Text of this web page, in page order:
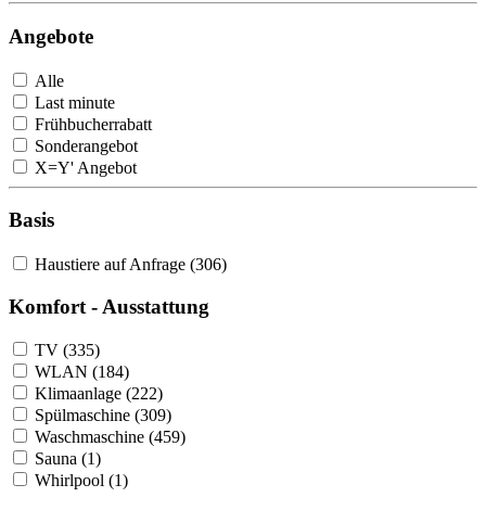
Angebote
Alle
Last minute
Frühbucherrabatt
Sonderangebot
X=Y' Angebot
Basis
Haustiere auf Anfrage (306)
Komfort - Ausstattung
TV (335)
WLAN (184)
Klimaanlage (222)
Spülmaschine (309)
Waschmaschine (459)
Sauna (1)
Whirlpool (1)